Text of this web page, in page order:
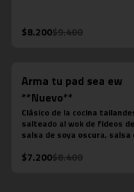
plato levemente picante.
Estos son los ingredientes
-Massaman: Papas,
-Panang: Maní y pimentón
-Rojo: Cebolla morada,
fresca, jugo de piña y
-Verde: Berenjenas, cebolla
albahaca fresca
$8.200$9.400
Arma tu pad sea ew
**Nuevo**
Clásico de la cocina
salteado al wok de fideos
salsa de soya oscura, salsa
elijas. Plato preparado sobre
$7.200$8.400